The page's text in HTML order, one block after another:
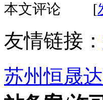
本文评论 [
友情链接：
苏州恒晟